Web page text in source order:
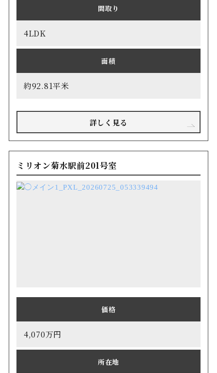
間取り
4LDK
面積
約92.81平米
詳しく見る
ミリオン菊水駅前201号室
価格
4,070万円
所在地